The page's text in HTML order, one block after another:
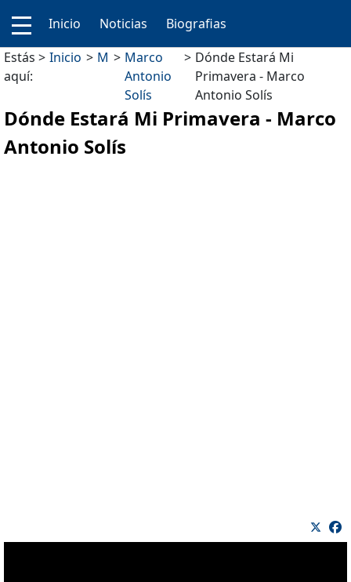
Inicio Noticias
Biografias
Estás
aquí:
Inicio M
Marco
Antonio
Solís
Dónde Estará Mi
Primavera - Marco
Antonio Solís
Dónde Estará Mi Primavera - Marco
Antonio Solís